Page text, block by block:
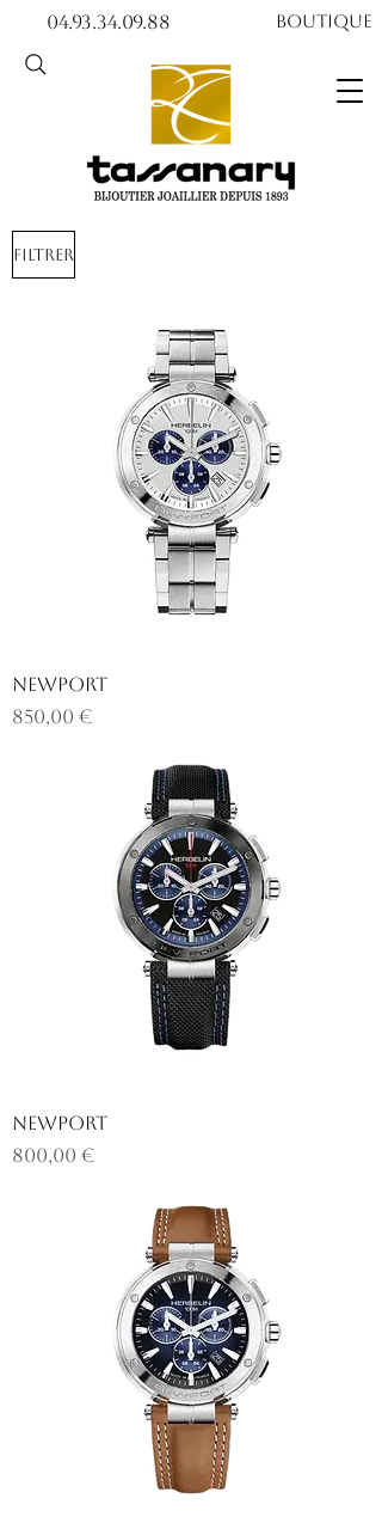
04.93.34.09.88​​ Boutique
Filtrer
NEWPORT
Prix
850,00 €
NEWPORT
Prix
800,00 €